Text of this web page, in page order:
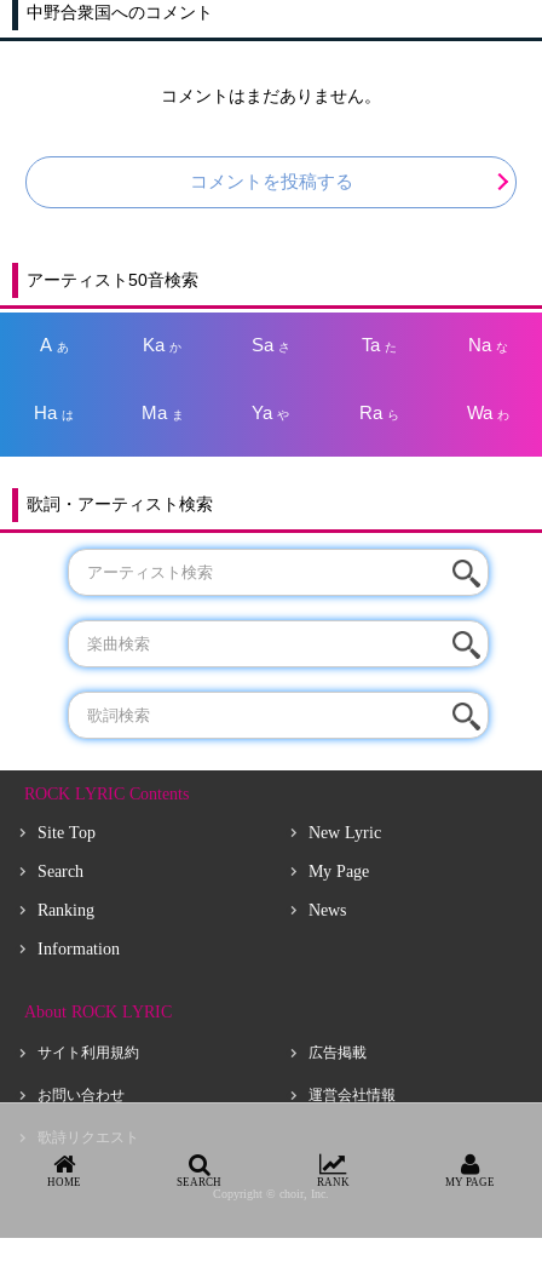
中野合衆国へのコメント
コメントはまだありません。
コメントを投稿する
アーティスト50音検索
A あ Kaか Sa さ Taた Na な
Haは Ma ま Yaや Ra ら Wa わ
歌詞・アーティスト検索
ROCK LYRIC Contents
Site Top
Search
Ranking
Information
New Lyric
My Page
News
About ROCK LYRIC
サイト利用規約
お問い合わせ
歌詩リクエスト
広告掲載
運営会社情報
Copyright © choir, Inc.
HOME SEARCH RANK MY PAGE